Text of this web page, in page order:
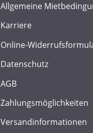
Allgemeine
Karriere
Online-
Datenschutz
AGB
Zahlungsmöglichkeiten
Versandinformationen